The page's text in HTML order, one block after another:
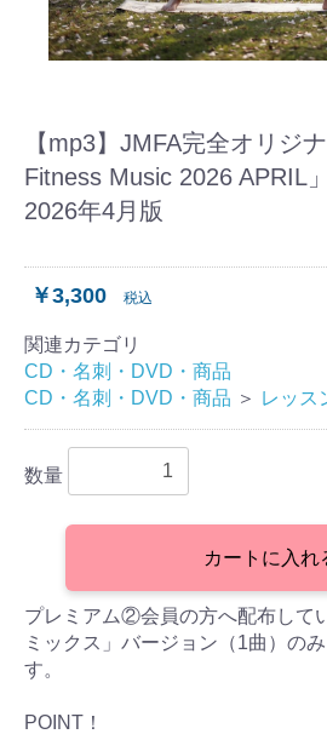
【mp3】JMFA完全オリジ
Fitness Music 2026 APRIL
2026年4月版
￥3,300 税込
関連カテゴリ
CD・名刺・DVD・商品
CD・名刺・DVD・商品 ＞ レッス
数量
カートに入れ
プレミアム②会員の方へ配布して
ミックス」バージョン（1曲）の
す。
POINT！